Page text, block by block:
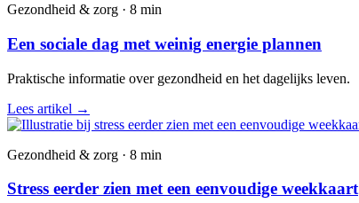
Gezondheid & zorg · 8 min
Een sociale dag met weinig energie plannen
Praktische informatie over gezondheid en het dagelijks leven.
Lees artikel →
Gezondheid & zorg · 8 min
Stress eerder zien met een eenvoudige weekkaart